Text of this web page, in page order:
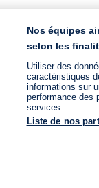
Nos équipes
selon les
Utiliser des
caractéristiques
informations sur
performance des
services.
Liste de nos